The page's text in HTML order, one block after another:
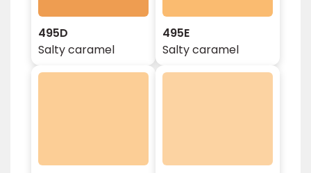
495D
Salty caramel
495E
Salty caramel